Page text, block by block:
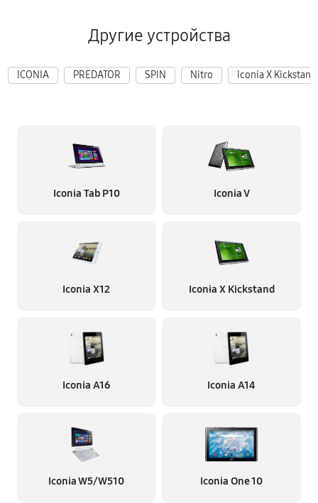
Другие устройства
ICONIA PREDATOR SPIN Nitro Iconia X Kickstand
Iconia Tab P10 Iconia V
Iconia X12 Iconia X Kickstand
Iconia A16 Iconia A14
Iconia W5/W510 Iconia One 10